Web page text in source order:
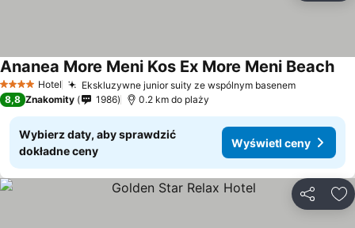
4 KategoriaHotel Ekskluzywne junior suity ze wspólnym basenem
Ananea More Meni Kos Ex More Meni Beach
8,8 Znakomity 1986 0.2 km do plaży
Wybierz daty, aby sprawdzić
dokładne ceny
Wyświetl ceny